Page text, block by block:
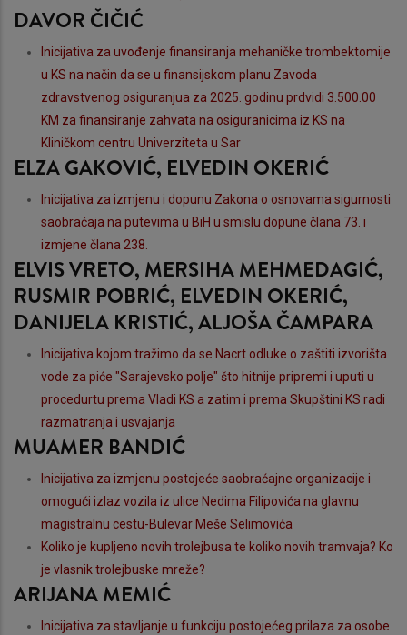
DAVOR ČIČIĆ
Inicijativa za uvođenje finansiranja mehaničke trombektomije
u KS na način da se u finansijskom planu Zavoda
zdravstvenog osiguranjua za 2025. godinu prdvidi 3.500.00
KM za finansiranje zahvata na osiguranicima iz KS na
Kliničkom centru Univerziteta u Sar
ELZA GAKOVIĆ, ELVEDIN OKERIĆ
Inicijativa za izmjenu i dopunu Zakona o osnovama sigurnosti
saobraćaja na putevima u BiH u smislu dopune člana 73. i
izmjene člana 238.
ELVIS VRETO, MERSIHA MEHMEDAGIĆ,
RUSMIR POBRIĆ, ELVEDIN OKERIĆ,
DANIJELA KRISTIĆ, ALJOŠA ČAMPARA
Inicijativa kojom tražimo da se Nacrt odluke o zaštiti izvorišta
vode za piće "Sarajevsko polje" što hitnije pripremi i uputi u
procedurtu prema Vladi KS a zatim i prema Skupštini KS radi
razmatranja i usvajanja
MUAMER BANDIĆ
Inicijativa za izmjenu postojeće saobraćajne organizacije i
omogući izlaz vozila iz ulice Nedima Filipovića na glavnu
magistralnu cestu-Bulevar Meše Selimovića
Koliko je kupljeno novih trolejbusa te koliko novih tramvaja? Ko
je vlasnik trolejbuske mreže?
ARIJANA MEMIĆ
Inicijativa za stavljanje u funkciju postojećeg prilaza za osobe